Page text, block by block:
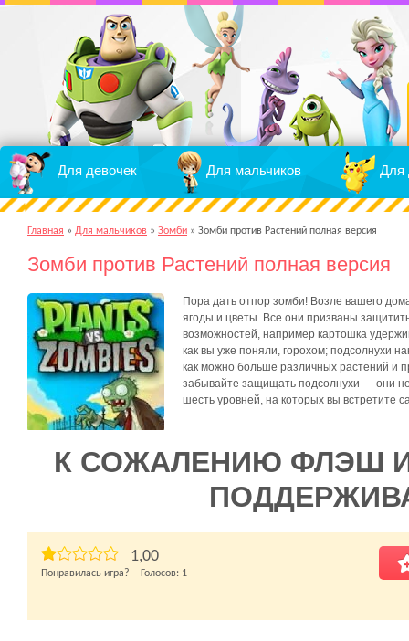
Для девочек Для мальчиков Для
Главная » Для мальчиков » Зомби » Зомби против Растений полная версия
Зомби против Растений полная версия
Пора дать отпор зомби! Возле вашего
ягоды и цветы. Все они призваны
возможностей, например картошка
как вы уже поняли, горохом; подсолнухи
как можно больше различных растений и
забывайте защищать подсолнухи — они
шесть уровней, на которых вы встретите
К СОЖАЛЕНИЮ ФЛЭШ
1,00
Понравилась игра? Голосов: 1